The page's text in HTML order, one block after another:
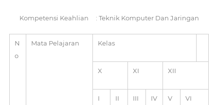
Kompetensi Keahlian : Teknik Komputer Dan Jaringan
N
o
Mata Pelajaran Kelas
X XI XII
I II III IV V VI